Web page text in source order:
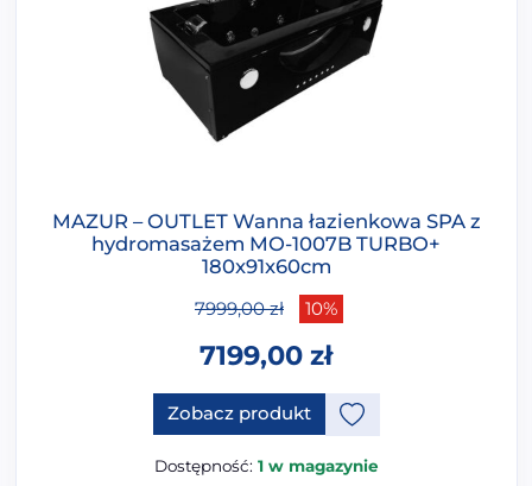
MAZUR – OUTLET Wanna łazienkowa SPA z
hydromasażem MO-1007B TURBO+
180x91x60cm
7999,00zł 10%
7199,00 zł
Zobacz produkt
Dostępność: 1 w magazynie